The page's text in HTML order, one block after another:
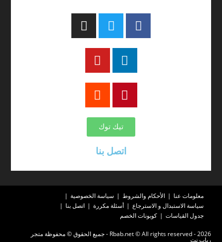
تيك توك
اتصل بنا
معلومات عنا الأحكام والشروط
سياسة الخصوصية
سياسة الاستبدال و الاسترجاع
أسئلة مكررة
اتصل بنا
جدول القياسات
كوبونات الخصم
2026 - Rbab.net © All rights reserved - جميع الحقوق © محفوظة متجر
رباب نت